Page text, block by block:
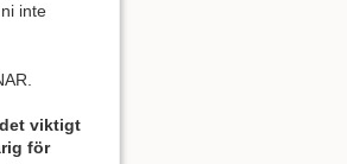
inte
viktigt
för